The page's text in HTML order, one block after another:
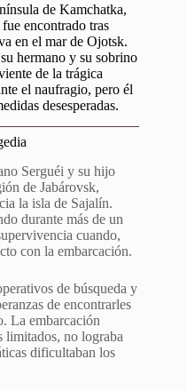
de Kamchatka,
encontrado tras
en el mar de Ojotsk.
hermano y su sobrino
de la trágica
el naufragio, pero él
desesperadas.
Serguéi y su hijo
de Jabárovsk,
la isla de Sajalín.
durante más de un
cuando,
con la embarcación.
de búsqueda y
de encontrarles
La embarcación
limitados, no lograba
dificultaban los